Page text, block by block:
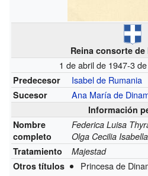
Reina consorte
1 de abril de 1947-3
Predecesor Isabel de Rumania
Sucesor Ana María de
Información
Nombre
completo
Federica Luisa
Olga Cecilia
Tratamiento
Majestad
Otros títulos
Princesa de